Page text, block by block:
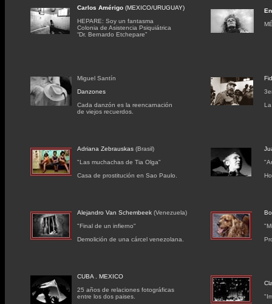
Carlos Amérigo (MEXICO/URUGUAY)
HEPARE: Soy un fantasma
Colonia de Asistencia Psiquiátrica
“Dr. Bernardo Etchepare”
Miguel Santín
Danzones
Cada danzón es la reencarnación
de viejos recuerdos.
Adriana Zebrauskas (Brasil)
"Las muchachas de Tia Olga"
Casa de prostitución en Sao Paulo.
Alejandro Van Schembeek (Venezuela)
"Final de un infierno"
Demolición de una cárcel venezolana.
CUBA . MEXICO
25 años de relaciones fotográficas
entre los dos paises.